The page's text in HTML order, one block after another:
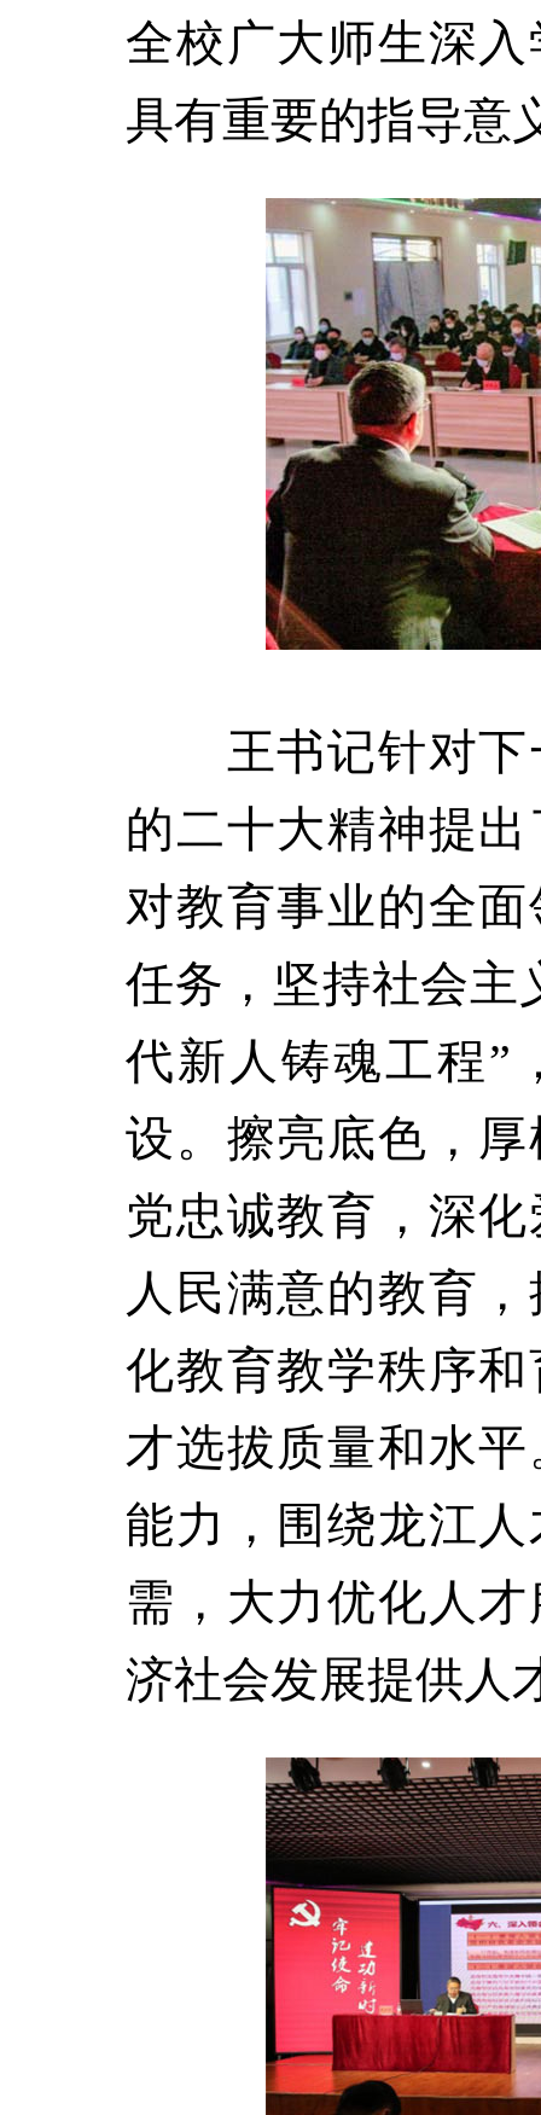
全校广大师生深
具有重要的指导意
王书记针对下
的二十大精神提
对教育事业的全
任务，坚持社会主
代新人铸魂工程”
设。擦亮底色，
党忠诚教育，深
人民满意的教育
化教育教学秩序
才选拔质量和水
能力，围绕龙江
需，大力优化人
济社会发展提供人